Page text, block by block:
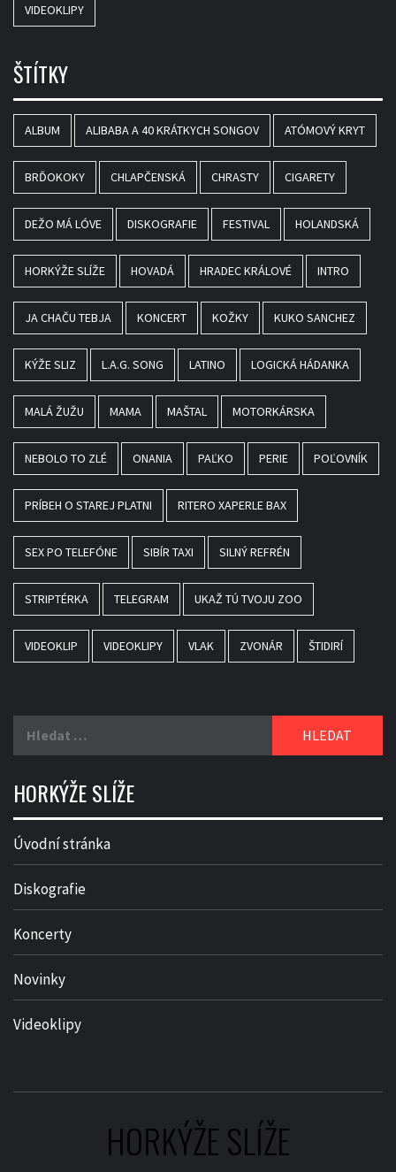
VIDEOKLIPY
ŠTÍTKY
ALBUM ALIBABA A 40 KRÁTKYCH SONGOV ATÓMOVÝ KRYT
BRĎOKOKY CHLAPČENSKÁ CHRASTY CIGARETY
DEŽO MÁ LÓVE DISKOGRAFIE FESTIVAL HOLANDSKÁ
HORKÝŽE SLÍŽE HOVADÁ HRADEC KRÁLOVÉ INTRO
JA CHAČU TEBJA KONCERT KOŽKY KUKO SANCHEZ
KÝŽE SLIZ L.A.G. SONG LATINO LOGICKÁ HÁDANKA
MALÁ ŽUŽU MAMA MAŠTAL MOTORKÁRSKA
NEBOLO TO ZLÉ ONANIA PAĽKO PERIE POĽOVNÍK
PRÍBEH O STAREJ PLATNI RITERO XAPERLE BAX
SEX PO TELEFÓNE SIBÍR TAXI SILNÝ REFRÉN
STRIPTÉRKA TELEGRAM UKAŽ TÚ TVOJU ZOO
VIDEOKLIP VIDEOKLIPY VLAK ZVONÁR ŠTIDIRÍ
HORKÝŽE SLÍŽE
Úvodní stránka
Diskografie
Koncerty
Novinky
Videoklipy
HORKÝŽE SLÍŽE